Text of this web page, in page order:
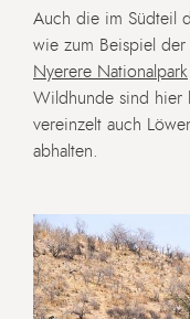
Auch die im Südteil
wie zum Beispiel der
Nyerere Nationalpark
Wildhunde sind hier
vereinzelt auch
abhalten.